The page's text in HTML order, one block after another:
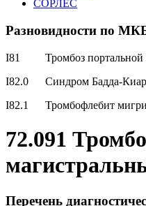
СОРЛЕС
Разновидности по
I81 Тромбоз портальной
I82.0 Синдром Бадда-
I82.1 Тромбофлебит
72.091
Перечень